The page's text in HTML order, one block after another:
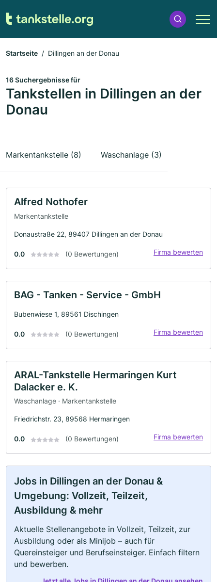
Startseite Dillingen an der Donau
16 Suchergebnisse für
Tankstellen in Dillingen an der
Donau
Markentankstelle (8) Waschanlage (3)
Alfred Nothofer
Markentankstelle
Donaustraße 22, 89407 Dillingen an der Donau
0.0 (0 Bewertungen) Firma bewerten
BAG - Tanken - Service - GmbH
Bubenwiese 1, 89561 Dischingen
0.0 (0 Bewertungen) Firma bewerten
ARAL-Tankstelle Hermaringen Kurt
Dalacker e. K.
Waschanlage · Markentankstelle
Friedrichstr. 23, 89568 Hermaringen
0.0 (0 Bewertungen) Firma bewerten
Jobs in Dillingen an der Donau &
Umgebung: Vollzeit, Teilzeit,
Ausbildung & mehr
Aktuelle Stellenangebote in Vollzeit, Teilzeit, zur
Ausbildung oder als Minijob – auch für
Quereinsteiger und Berufseinsteiger. Einfach filtern
und bewerben.